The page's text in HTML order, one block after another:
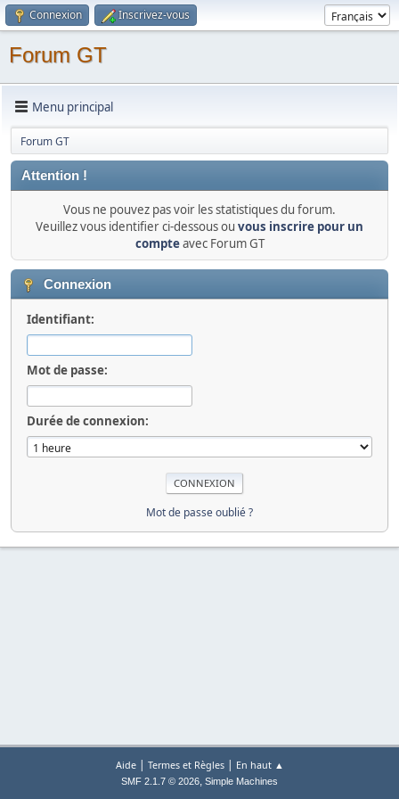
Connexion Inscrivez-vous
Forum GT
Menu principal
Forum GT
Attention !
Vous ne pouvez pas voir les statistiques du forum.
Veuillez vous identifier ci-dessous ou vous inscrire pour un
compteavec Forum GT
Connexion
Identifiant:
Mot de passe:
Durée de connexion:
Mot de passe oublié ?
Aide| Termes et Règles| En haut ▲
SMF 2.1.7 © 2026, Simple Machines